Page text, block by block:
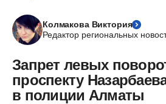
Колмакова Виктория
Редактор региональных
Запрет левых
проспекту
в полиции Алматы